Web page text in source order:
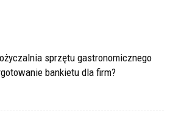
sprzętu gastronomicznego
bankietu dla firm?